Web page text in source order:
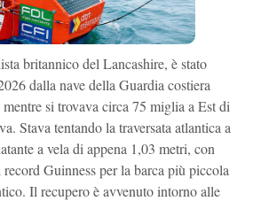
britannico del Lancashire, è stato
dalla nave della Guardia costiera
mentre si trovava circa 75 miglia a Est di
Stava tentando la traversata atlantica a
a vela di appena 1,03 metri, con
Guinness per la barca più piccola
Il recupero è avvenuto intorno alle